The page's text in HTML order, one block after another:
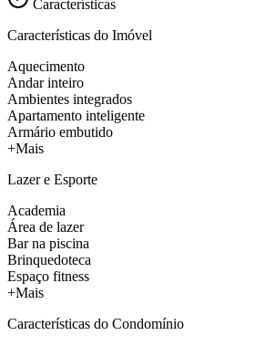
Características
Características do Imóvel
Aquecimento
Andar inteiro
Ambientes integrados
Apartamento inteligente
Armário embutido
+Mais
Lazer e Esporte
Academia
Área de lazer
Bar na piscina
Brinquedoteca
Espaço fitness
+Mais
Características do Condomínio